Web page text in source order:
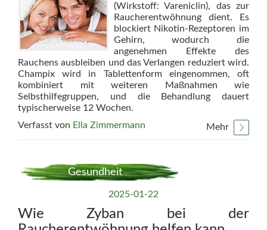
(Wirkstoff: Vareniclin), das zur
Raucherentwöhnung dient. Es
blockiert Nikotin-Rezeptoren im
Gehirn, wodurch die
angenehmen Effekte des
Rauchens ausbleiben und das Verlangen reduziert wird.
Champix wird in Tablettenform eingenommen, oft
kombiniert mit weiteren Maßnahmen wie
Selbsthilfegruppen, und die Behandlung dauert
typischerweise 12 Wochen.
Verfasst von Ella Zimmermann Mehr
Gesundheit
2025-01-22
Wie Zyban bei der